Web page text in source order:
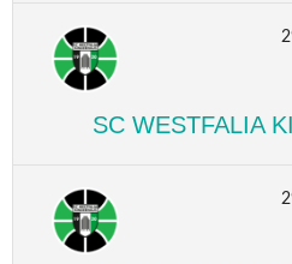
SC WESTFALIA